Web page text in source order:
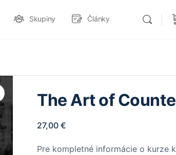
Skupiny Články
The Art of
27,00€
Pre kompletné informácie o kurze